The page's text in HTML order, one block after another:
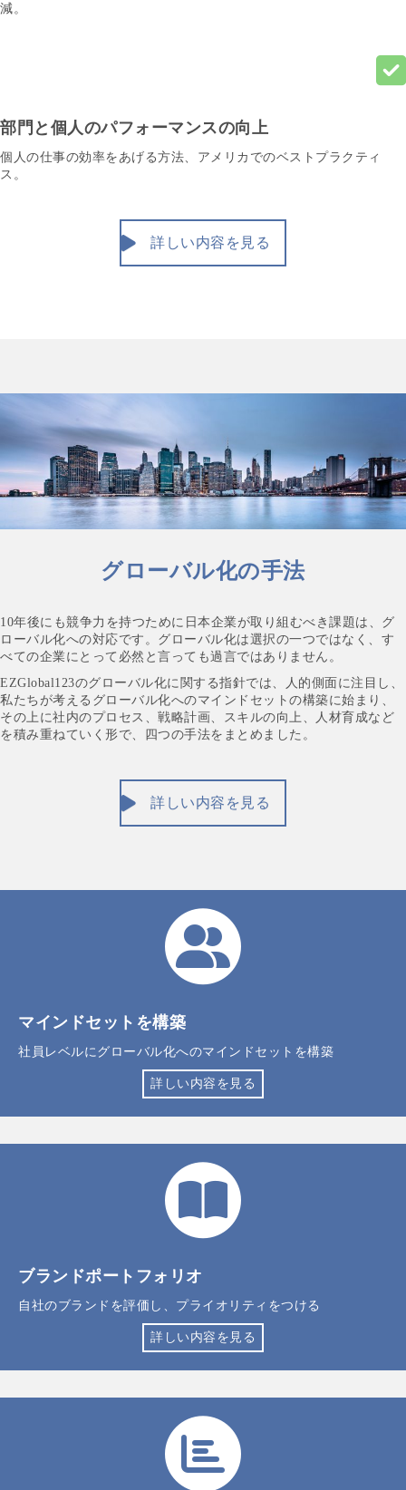
減。
部門と個人のパフォーマンスの向上
個人の仕事の効率をあげる方法、アメリカでのベストプラクティ
ス。
詳しい内容を見る
グローバル化の手法
10年後にも競争力を持つために日本企業が取り組むべき課題は、グ
ローバル化への対応です。グローバル化は選択の一つではなく、す
べての企業にとって必然と言っても過言ではありません。
EZGlobal123のグローバル化に関する指針では、人的側面に注目し、
私たちが考えるグローバル化へのマインドセットの構築に始まり、
その上に社内のプロセス、戦略計画、スキルの向上、人材育成など
を積み重ねていく形で、四つの手法をまとめました。
詳しい内容を見る
マインドセットを構築
社員レベルにグローバル化へのマインドセットを構築
詳しい内容を見る
ブランドポートフォリオ
自社のブランドを評価し、プライオリティをつける
詳しい内容を見る